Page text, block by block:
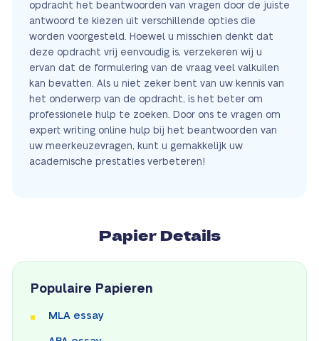
opdracht het beantwoorden van vragen door de juiste
antwoord te kiezen uit verschillende opties die
worden voorgesteld. Hoewel u misschien denkt dat
deze opdracht vrij eenvoudig is, verzekeren wij u
ervan dat de formulering van de vraag veel valkuilen
kan bevatten. Als u niet zeker bent van uw kennis van
het onderwerp van de opdracht, is het beter om
professionele hulp te zoeken. Door ons te vragen om
expert writing online hulp bij het beantwoorden van
uw meerkeuzevragen, kunt u gemakkelijk uw
academische prestaties verbeteren!
Papier Details
Populaire Papieren
MLA essay